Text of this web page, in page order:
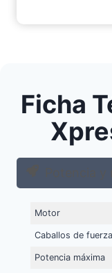
Ficha
Motor
Caballos de
Potencia máxima